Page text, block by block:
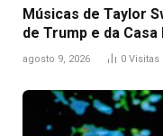
Músicas de Taylor
de Trump e da Casa
agosto 9, 2026 0 Visitas